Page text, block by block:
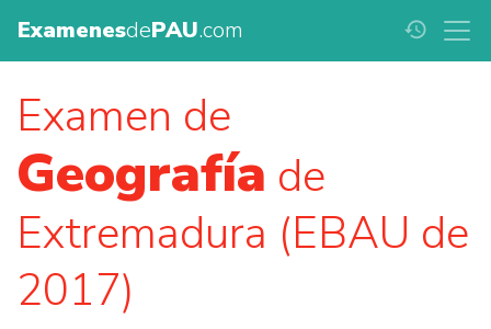
ExamenesdePAU.com history
Examen de
Geografía de
Extremadura (EBAU de
2017)